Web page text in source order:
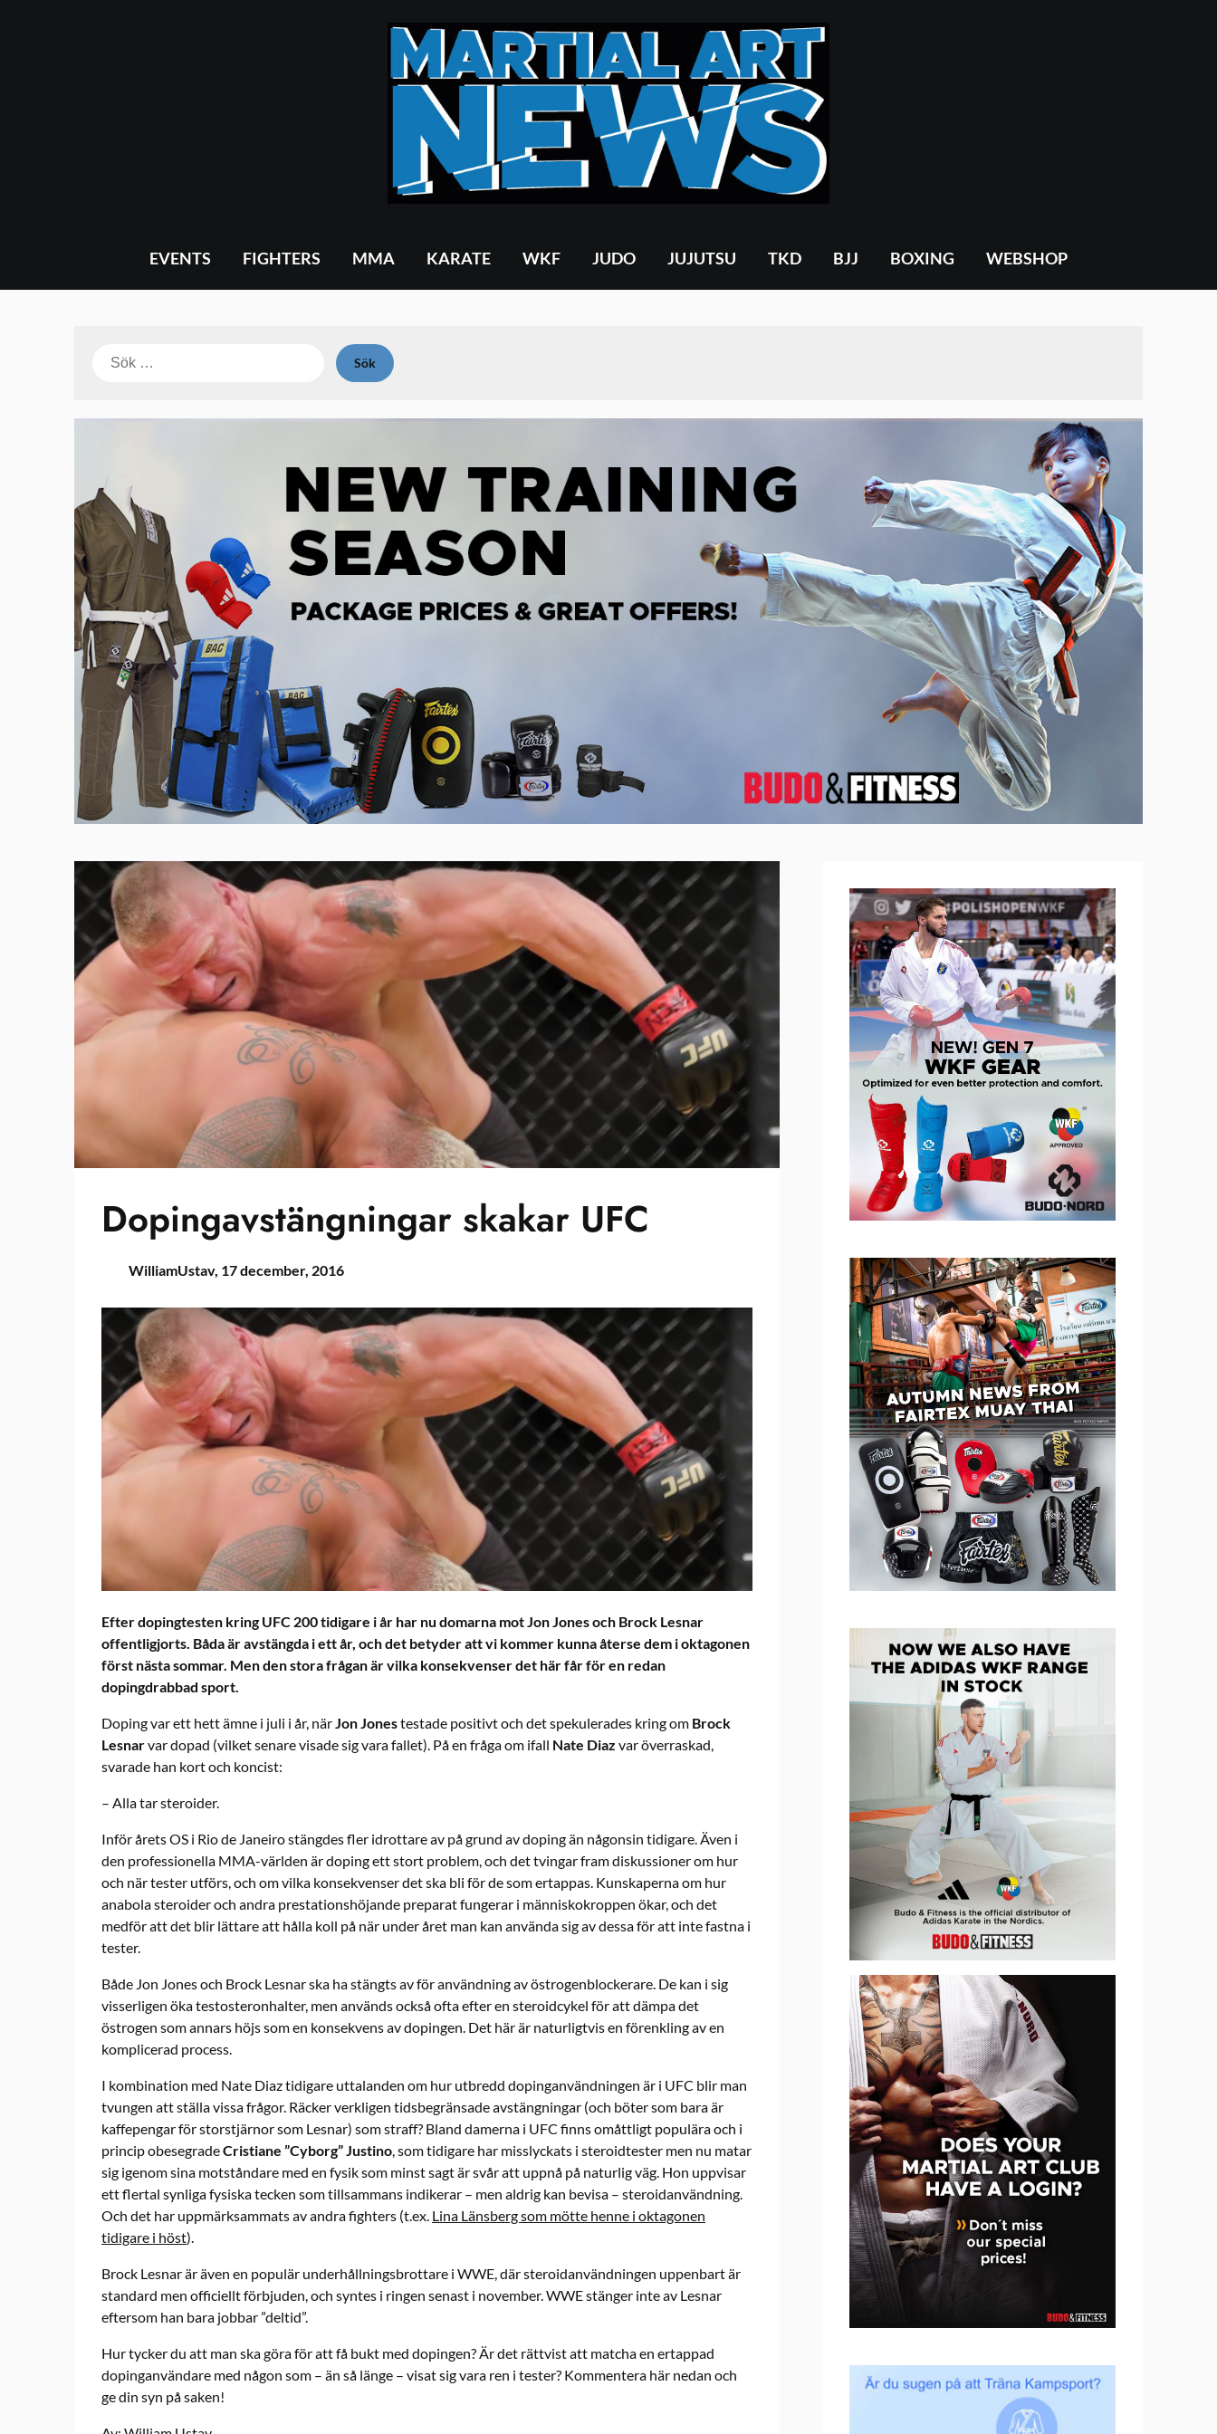
EVENTS FIGHTERS MMA KARATE WKF JUDO JUJUTSU TKD BJJ BOXING WEBSHOP
Sök
Dopingavstängningar skakar UFC
WilliamUstav, 17 december, 2016
Efter dopingtesten kring UFC 200 tidigare i år har nu domarna mot Jon Jones och Brock Lesnar
offentligjorts. Båda är avstängda i ett år, och det betyder att vi kommer kunna återse dem i oktagonen
först nästa sommar. Men den stora frågan är vilka konsekvenser det här får för en redan
dopingdrabbad sport.
Doping var ett hett ämne i juli i år, närJon Jonestestade positivt och det spekulerades kring om Brock
Lesnarvar dopad (vilket senare visade sig vara fallet). På en fråga om ifall Nate Diaz var överraskad,
svarade han kort och koncist:
– Alla tar steroider.
Inför årets OS i Rio de Janeiro stängdes fler idrottare av på grund av doping än någonsin tidigare. Även i
den professionella MMA-världen är doping ett stort problem, och det tvingar fram diskussioner om hur
och när tester utförs, och om vilka konsekvenser det ska bli för de som ertappas. Kunskaperna om hur
anabola steroider och andra prestationshöjande preparat fungerar i människokroppen ökar, och det
medför att det blir lättare att hålla koll på när under året man kan använda sig av dessa för att inte fastna i
tester.
Både Jon Jones och Brock Lesnar ska ha stängts av för användning av östrogenblockerare. De kan i sig
visserligen öka testosteronhalter, men används också ofta efter en steroidcykel för att dämpa det
östrogen som annars höjs som en konsekvens av dopingen. Det här är naturligtvis en förenkling av en
komplicerad process.
I kombination med Nate Diaz tidigare uttalanden om hur utbredd dopinganvändningen är i UFC blir man
tvungen att ställa vissa frågor. Räcker verkligen tidsbegränsade avstängningar (och böter som bara är
kaffepengar för storstjärnor som Lesnar) som straff? Bland damerna i UFC finns omåttligt populära och i
princip obesegradeCristiane ”Cyborg” Justino, som tidigare har misslyckats i steroidtester men nu matar
sig igenom sina motståndare med en fysik som minst sagt är svår att uppnå på naturlig väg. Hon uppvisar
ett flertal synliga fysiska tecken som tillsammans indikerar – men aldrig kan bevisa – steroidanvändning.
Och det har uppmärksammats av andra fighters (t.ex. Lina Länsberg som mötte henne i oktagonen
tidigare i höst).
Brock Lesnar är även en populär underhållningsbrottare i WWE, där steroidanvändningen uppenbart är
standard men officiellt förbjuden, och syntes i ringen senast i november. WWE stänger inte av Lesnar
eftersom han bara jobbar ”deltid”.
Hur tycker du att man ska göra för att få bukt med dopingen? Är det rättvist att matcha en ertappad
dopinganvändare med någon som – än så länge – visat sig vara ren i tester? Kommentera här nedan och
ge din syn på saken!